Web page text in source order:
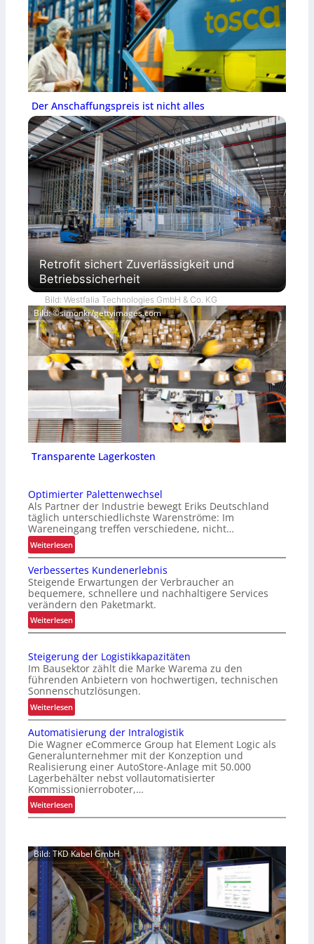
Der Anschaffungspreis ist nicht alles
Retrofit sichert Zuverlässigkeit und
Betriebssicherheit
Bild: Westfalia Technologies GmbH & Co. KG
Bild: ©simonkr/gettyimages.com
Transparente Lagerkosten
Optimierter Palettenwechsel
Als Partner der Industrie bewegt Eriks Deutschland
täglich unterschiedlichste Warenströme: Im
Wareneingang treffen verschiedene, nicht…
Weiterlesen:
O
p
t
i
m
i
t
e
r
a
l
e
t
t
e
n
w
h
s
e
l
Verbessertes Kundenerlebnis
Steigende Erwartungen der Verbraucher an
bequemere, schnellere und nachhaltigere Services
verändern den Paketmarkt.
Weiterlesen:
V
r
b
e
s
s
r
t
e
s
K
u
n
e
n
e
l
e
b
n
Steigerung der Logistikkapazitäten
Im Bausektor zählt die Marke Warema zu den
führenden Anbietern von hochwertigen, technischen
Sonnenschutzlösungen.
Weiterlesen:
S
t
e
i
g
e
r
u
d
e
r
L
o
g
i
Automatisierung der Intralogistik
Die Wagner eCommerce Group hat Element Logic als
Generalunternehmer mit der Konzeption und
Realisierung einer AutoStore-Anlage mit 50.000
Lagerbehälter nebst vollautomatisierter
Kommissionierroboter,…
Weiterlesen:
A
t
o
m
a
t
i
s
i
Bild: TKD Kabel GmbH